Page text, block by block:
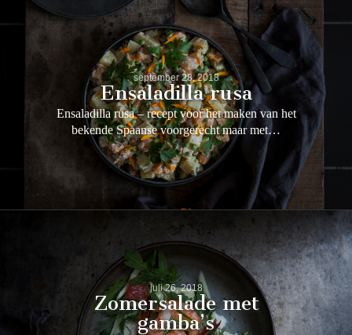
september 28, 2018
Ensaladilla rusa
Ensaladilla rusa – recept voor het maken van het
bekende Spaanse voorgerecht maar met…
juli 26, 2018
Zomersalade met
gamba’s